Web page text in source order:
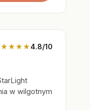
4.8/10
w wilgotnym